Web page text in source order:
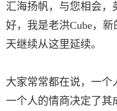
汇海扬帆，与您相会，
好，我是老洪Cube，
天继续从这里延续。
大家常常都在说，一个
一个人的情商决定了其